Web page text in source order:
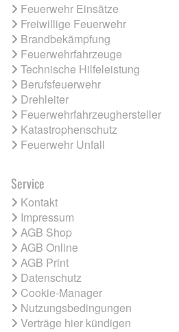
Feuerwehr Einsätze
Freiwillige Feuerwehr
Brandbekämpfung
Feuerwehrfahrzeuge
Technische Hilfeleistung
Berufsfeuerwehr
Drehleiter
Feuerwehrfahrzeughersteller
Katastrophenschutz
Feuerwehr Unfall
Service
Kontakt
Impressum
AGB Shop
AGB Online
AGB Print
Datenschutz
Cookie-Manager
Nutzungsbedingungen
Verträge hier kündigen